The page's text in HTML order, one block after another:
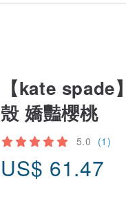
【kate
殼 嬌豔櫻桃
5.0 (1)
US$ 61.47